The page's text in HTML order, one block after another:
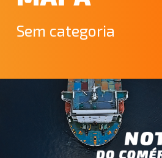
Sem categoria